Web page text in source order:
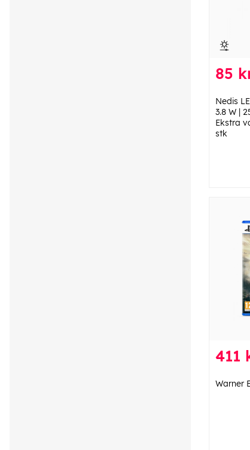
85
Nedis
3.8 W |
Ekstra
stk
411
Warner